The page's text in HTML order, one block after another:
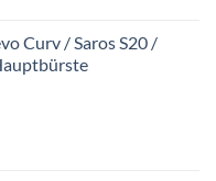
Curv / Saros S20 /